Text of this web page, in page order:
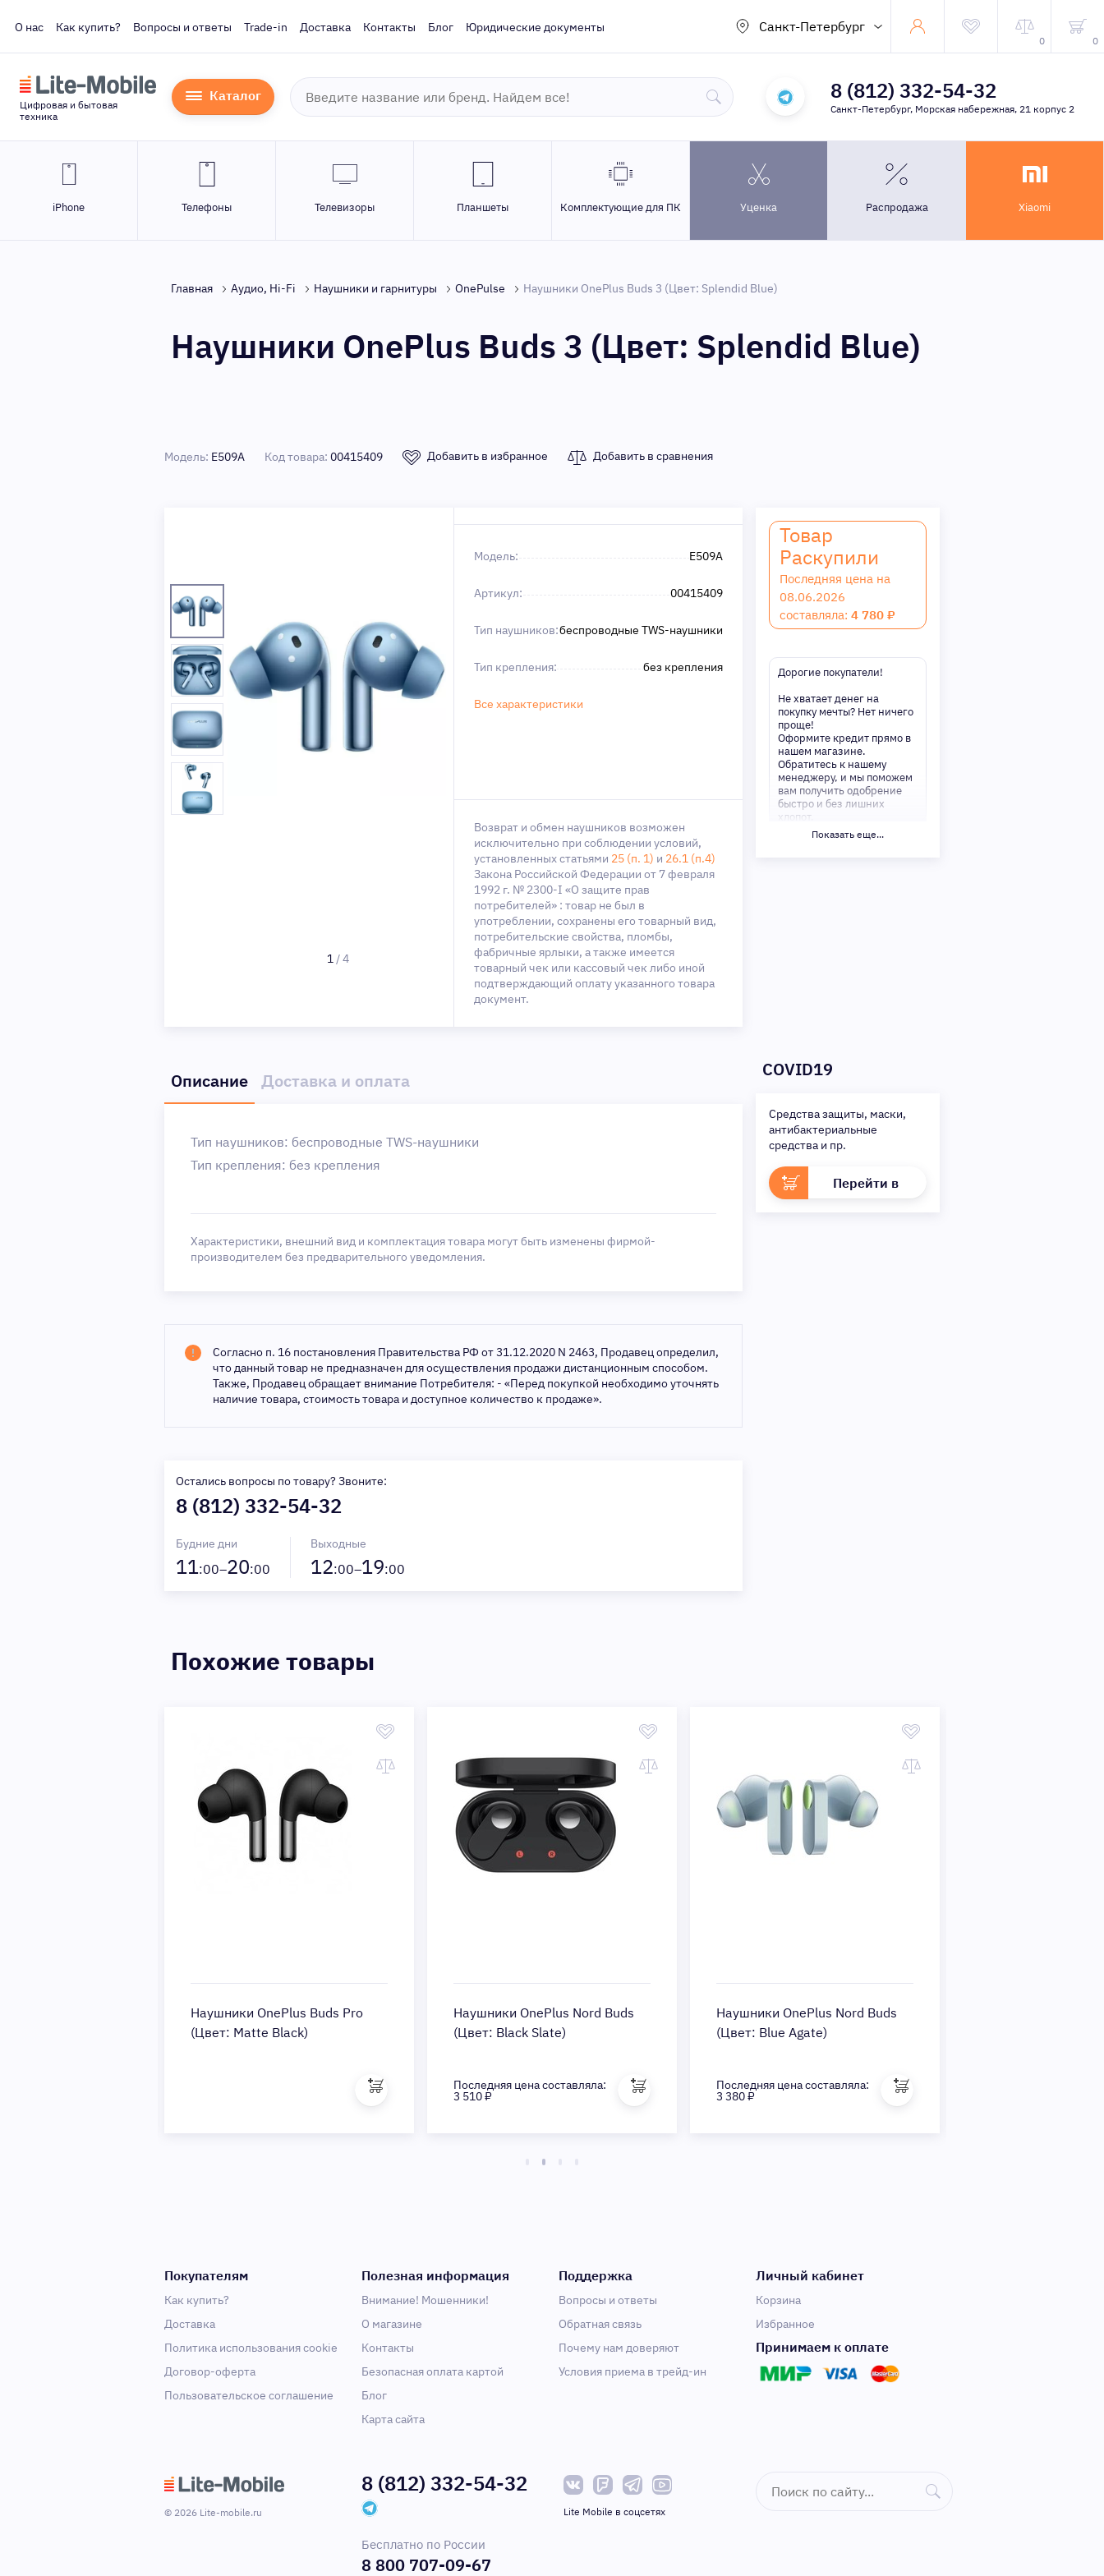
О нас Как купить? Вопросы и ответы Trade-in Доставка Контакты Блог Юридические документы Санкт-Петербург
0 0
Цифровая и бытовая
техника
Каталог 8 (812) 332-54-32
Санкт-Петербург, Морская набережная, 21 корпус 2
iPhone Телефоны Телевизоры Планшеты Комплектующие для ПК Уценка Распродажа Xiaomi
Главная Аудио, Hi-Fi Наушники и гарнитуры OnePulse Наушники OnePlus Buds 3 (Цвет: Splendid Blue)
Наушники OnePlus Buds 3 (Цвет: Splendid Blue)
Модель: E509A Код товара: 00415409 Добавить в избранное Добавить в сравнения
1/4
Модель: E509A
Артикул: 00415409
Тип наушников:беспроводные TWS-наушники
Тип крепления: без крепления
Все характеристики
Возврат и обмен наушников возможен
исключительно при соблюдении условий,
установленных статьями 25 (п. 1) и 26.1 (п.4)
Закона Российской Федерации от 7 февраля
1992 г. № 2300-I «О защите прав
потребителей» : товар не был в
употреблении, сохранены его товарный вид,
потребительские свойства, пломбы,
фабричные ярлыки, а также имеется
товарный чек или кассовый чек либо иной
подтверждающий оплату указанного товара
документ.
Товар
Раскупили
Последняя цена на
08.06.2026
составляла: 4 780 ₽
Дорогие покупатели!
Не хватает денег на
покупку мечты? Нет ничего
проще!
Оформите кредит прямо в
нашем магазине.
Обратитесь к нашему
менеджеру, и мы поможем
вам получить одобрение
быстро и без лишних
хлопот.
Показать еще...
Описание Доставка и оплата
Тип наушников: беспроводные TWS-наушники
Тип крепления: без крепления
Характеристики, внешний вид и комплектация товара могут быть изменены фирмой-
производителем без предварительного уведомления.
Согласно п. 16 постановления Правительства РФ от 31.12.2020 N 2463, Продавец определил,
что данный товар не предназначен для осуществления продажи дистанционным способом.
Также, Продавец обращает внимание Потребителя: - «Перед покупкой необходимо уточнять
наличие товара, стоимость товара и доступное количество к продаже».
Остались вопросы по товару? Звоните:
8 (812) 332-54-32
Будние дни
11:00–20:00
Выходные
12:00–19:00
COVID19
Средства защиты, маски,
антибактериальные
средства и пр.
Перейти в
Похожие товары
Наушники OnePlus Buds Pro
(Цвет: Matte Black)
Наушники OnePlus Nord Buds
(Цвет: Black Slate)
Последняя цена составляла:
3 510 ₽
Наушники OnePlus Nord Buds
(Цвет: Blue Agate)
Последняя цена составляла:
3 380 ₽
Покупателям
Как купить?
Доставка
Политика использования cookie
Договор-оферта
Пользовательское соглашение
Полезная информация
Внимание! Мошенники!
О магазине
Контакты
Безопасная оплата картой
Блог
Карта сайта
Поддержка
Вопросы и ответы
Обратная связь
Почему нам доверяют
Условия приема в трейд-ин
Личный кабинет
Корзина
Избранное
Принимаем к оплате
© 2026 Lite-mobile.ru
8 (812) 332-54-32
Бесплатно по России
8 800 707-09-67
Lite Mobile в соцсетях